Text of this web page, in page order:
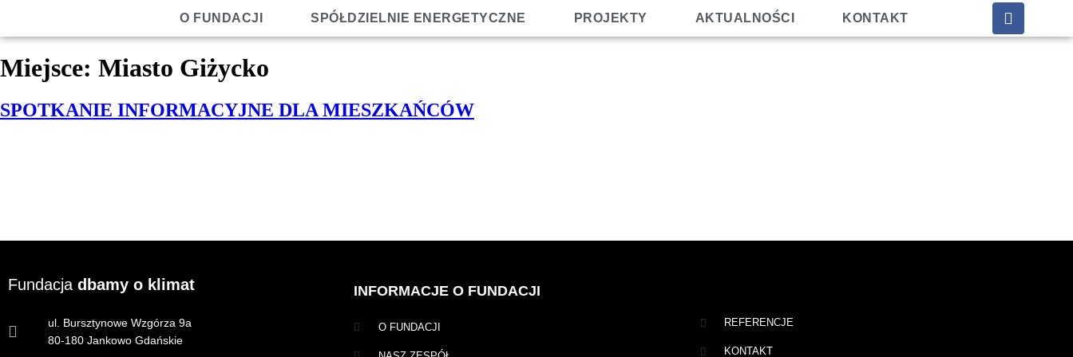
O FUNDACJI SPÓŁDZIELNIE ENERGETYCZNE PROJEKTY AKTUALNOŚCI KONTAKT
Miejsce: Miasto Giżycko
SPOTKANIE INFORMACYJNE DLA MIESZKAŃCÓW
Fundacja dbamy o klimat
ul. Bursztynowe Wzgórza 9a
80-180 Jankowo Gdańskie
INFORMACJE O FUNDACJI
O FUNDACJI REFERENCJE
KONTAKT